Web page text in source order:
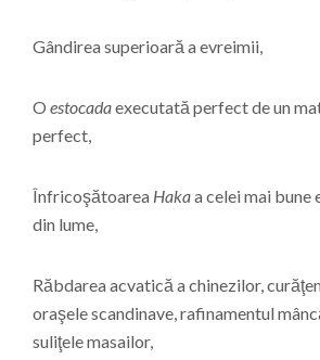
Gândirea superioară a evreimii,
O estocadaexecutată perfect de un
perfect,
Înfricoşătoarea Hakaa celei mai bune
din lume,
Răbdarea acvatică a chinezilor,
oraşele scandinave, rafinamentul
suliţele masailor,